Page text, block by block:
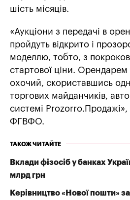
шість місяців.
«Аукціони з передачі в
пройдуть відкрито і
моделлю, тобто, з
стартової ціни.
охочий, скориставшись
торгових майданчиків,
системі Prozorro.Продажі»,
ФГВФО.
ТАКОЖ ЧИТАЙТЕ
Вклади фізосіб у банках
млрд грн
Керівництво «Нової пошти»